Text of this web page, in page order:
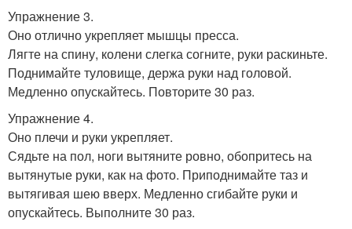
Упражнение 3.
Оно отлично укрепляет мышцы пресса.
Лягте на спину, колени слегка согните, руки раскиньте.
Поднимайте туловище, держа руки над головой.
Медленно опускайтесь. Повторите 30 раз.
Упражнение 4.
Оно плечи и руки укрепляет.
Сядьте на пол, ноги вытяните ровно, обопритесь на
вытянутые руки, как на фото. Приподнимайте таз и
вытягивая шею вверх. Медленно сгибайте руки и
опускайтесь. Выполните 30 раз.